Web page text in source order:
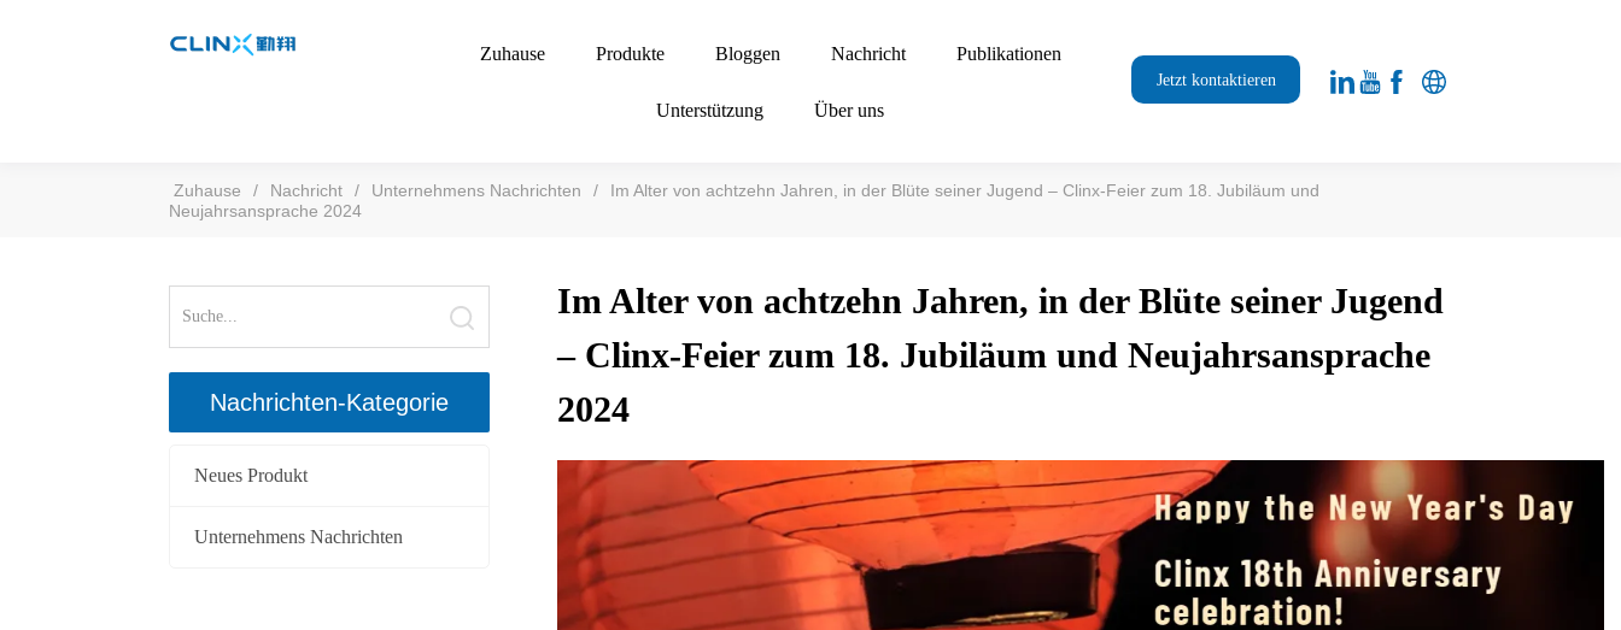
Zuhause Produkte Bloggen Nachricht Publikationen
Unterstützung Über uns
Jetzt kontaktieren
Zuhause / Nachricht / Unternehmens Nachrichten /
Im Alter von achtzehn Jahren, in der Blüte seiner Jugend – Clinx-Feier zum 18. Jubiläum und
Neujahrsansprache 2024
Nachrichten-Kategorie
Neues Produkt
Unternehmens Nachrichten
Im Alter von achtzehn Jahren, in der Blüte seiner Jugend
– Clinx-Feier zum 18. Jubiläum und Neujahrsansprache
2024